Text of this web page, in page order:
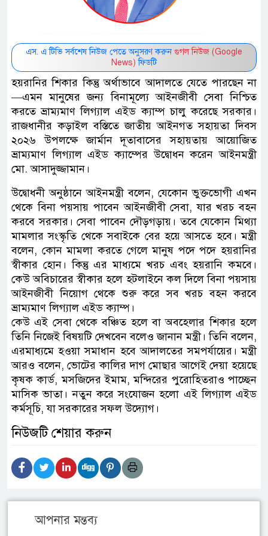
এস. এ টিভি সর্বশেষ নিউজ পেতে অনুসরণ করুন গুগল নিউজ (Google
News) ফিডটি
হয়রানির শিকার কিন্তু অর্থাভাবে আদালতে যেতে পারছেন না
—এমন মানুষের জন্য বিনামূল্যে আইনজীবী সেবা নিশ্চিত
করতে ভ্রাম্যমাণ লিগ্যাল এইড ক্যাম্প চালু করেছে সরকার।
রাজধানীর কড়াইল বস্তিতে জাতীয় আইনগত সহায়তা দিবস
২০২৬ উপলক্ষে জার্মান দূতাবাসের সহায়তায় আয়োজিত
ভ্রাম্যমাণ লিগ্যাল এইড ক্যাম্পের উদ্বোধন করেন আইনমন্ত্রী
মো. আসাদুজ্জামান।
উদ্বোধনী অনুষ্ঠানে আইনমন্ত্রী বলেন, যেকোন ভুক্তভোগী এখন
থেকে বিনা পয়সায় পাবেন আইনজীবী সেবা, যার খরচ বহন
করবে সরকার। সেবা পাবেন দৌড়গড়ায়। তবে যেকোন মিথ্যা
মামলার সংস্কৃতি থেকে সবাইকে বের হয়ে আসতে হবে। মন্ত্রী
বলেন, কোন মামলা করতে গেলে মানুষ পদে পদে হয়রানির
স্বীকার হোন। কিন্তু এর মাধ্যমে খরচ এবং হয়রানি কমবে।
কেউ অবিচারের স্বীকার হলে হটলাইনে কল দিলে বিনা পয়সায়
আইনজীবী নিয়োগ থেকে শুরু করে সব খরচ বহন করবে
ভ্রাম্যমাণ লিগ্যাল এইড ক্যাম্প।
কেউ এই সেবা থেকে বঞ্চিত হলে বা অবহেলার শিকার হলে
তিনি নিজেই বিষয়টি দেখবেন বলেও জানান মন্ত্রী। তিনি বলেন,
এরমাধ্যমে হওয়া সমাধান হবে আদালতের সমপর্যায়ের। মন্ত্রী
আরও বলেন, ভোটের কালির দাগ মোছার আগেই দেয়া হয়েছে
কৃষক কার্ড, মসজিদের ইমাম, মন্দিরের পুরোহিতরাও পাচ্ছেন
মাসিক ভাতা। নতুন করে সংযোজন হলো এই লিগ্যাল এইড
কর্মসূচি, যা সরকারের সফল উদ্যোগ।
নিউজটি শেয়ার করুন
আপনার মন্তব্য